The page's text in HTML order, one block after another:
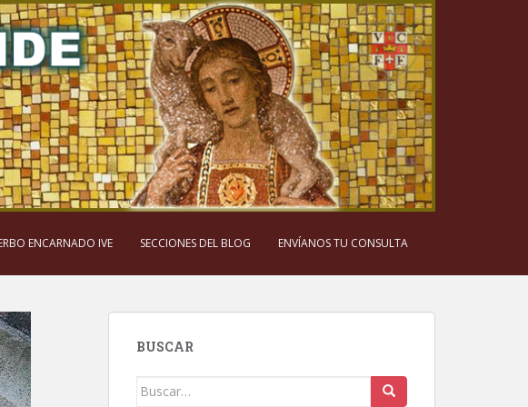
ENCARNADO IVE SECCIONES DEL BLOG ENVÍANOS TU CONSULTA
BUSCAR
Buscar: